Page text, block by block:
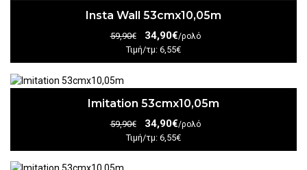
Insta Wall 53cmx10,05m
59,90€ 34,90€/ρολό
Τιμή/τμ: 6,55€
Imitation 53cmx10,05m
59,90€ 34,90€/ρολό
Τιμή/τμ: 6,55€